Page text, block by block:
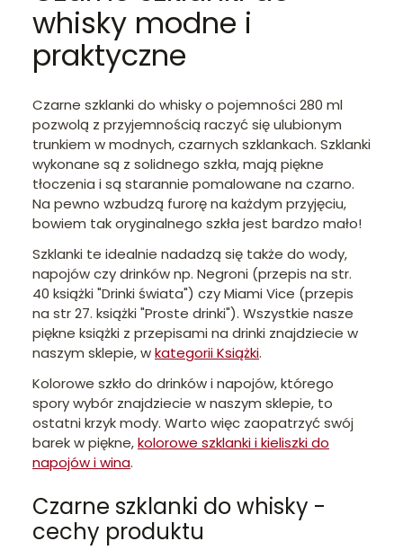
whisky modne i
praktyczne
Czarne szklanki do whisky o pojemności 280 ml
pozwolą z przyjemnością raczyć się ulubionym
trunkiem w modnych, czarnych szklankach. Szklanki
wykonane są z solidnego szkła, mają piękne
tłoczenia i są starannie pomalowane na czarno.
Na pewno wzbudzą furorę na każdym przyjęciu,
bowiem tak oryginalnego szkła jest bardzo mało!
Szklanki te idealnie nadadzą się także do wody,
napojów czy drinków np. Negroni (przepis na str.
40 książki "Drinki świata") czy Miami Vice (przepis
na str 27. książki "Proste drinki"). Wszystkie nasze
piękne książki z przepisami na drinki znajdziecie w
naszym sklepie, wkategorii Książki.
Kolorowe szkło do drinków i napojów, którego
spory wybór znajdziecie w naszym sklepie, to
ostatni krzyk mody. Warto więc zaopatrzyć swój
barek w piękne,kolorowe szklanki i kieliszki do
napojów i wina.
Czarne szklanki do whisky -
cechy produktu